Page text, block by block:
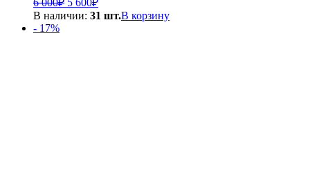
цена
цена:
В наличии: 31 шт.В корзину
- 17%